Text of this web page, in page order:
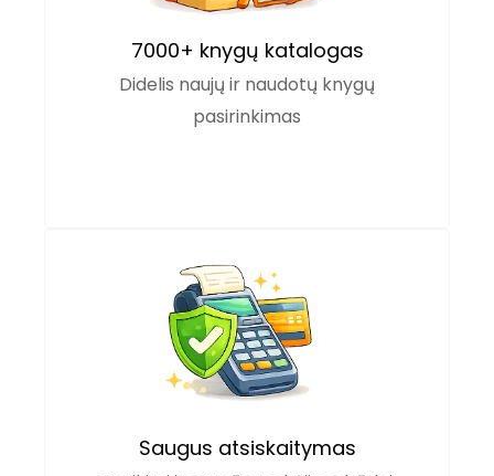
7000+ knygų katalogas
Didelis naujų ir naudotų knygų
pasirinkimas
Saugus atsiskaitymas